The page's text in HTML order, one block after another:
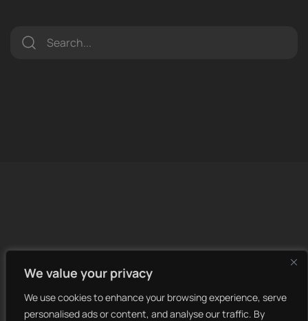
We value your privacy
We use cookies to enhance your browsing experience, serve
personalised ads or content, and analyse our traffic. By
LET’S MAKE
IT HAPPEN.